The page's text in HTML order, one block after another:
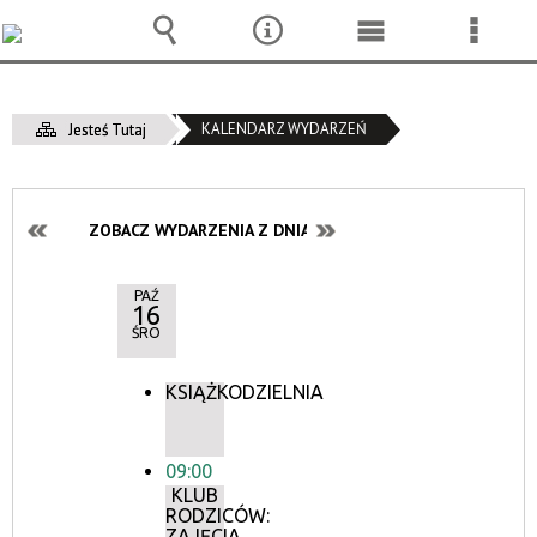
Jesteś Tutaj KALENDARZ WYDARZEŃ
ZOBACZ WYDARZENIA Z DNIA:
PAŹ
16
ŚRO
KSIĄŻKODZIELNIA
09:00
KLUB
RODZICÓW:
Wyszukiwarka
NarzędziaMenu
Menu